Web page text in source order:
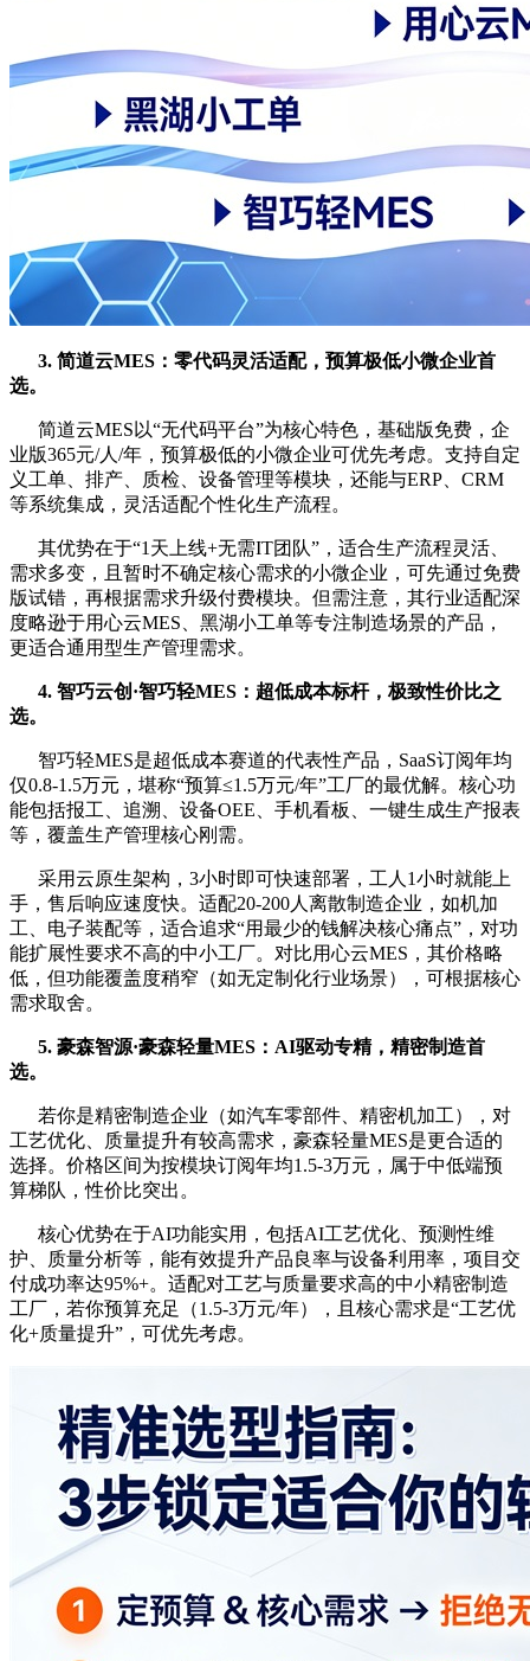
3. 简道云MES：零代码灵活适配，预算极低小微企业首
选。
简道云MES以“无代码平台”为核心特色，基础版免费，企
业版365元/人/年，预算极低的小微企业可优先考虑。支持自定
义工单、排产、质检、设备管理等模块，还能与ERP、CRM
等系统集成，灵活适配个性化生产流程。
其优势在于“1天上线+无需IT团队”，适合生产流程灵活、
需求多变，且暂时不确定核心需求的小微企业，可先通过免费
版试错，再根据需求升级付费模块。但需注意，其行业适配深
度略逊于用心云MES、黑湖小工单等专注制造场景的产品，
更适合通用型生产管理需求。
4. 智巧云创·智巧轻MES：超低成本标杆，极致性价比之
选。
智巧轻MES是超低成本赛道的代表性产品，SaaS订阅年均
仅0.8-1.5万元，堪称“预算≤1.5万元/年”工厂的最优解。核心功
能包括报工、追溯、设备OEE、手机看板、一键生成生产报表
等，覆盖生产管理核心刚需。
采用云原生架构，3小时即可快速部署，工人1小时就能上
手，售后响应速度快。适配20-200人离散制造企业，如机加
工、电子装配等，适合追求“用最少的钱解决核心痛点”，对功
能扩展性要求不高的中小工厂。对比用心云MES，其价格略
低，但功能覆盖度稍窄（如无定制化行业场景），可根据核心
需求取舍。
5. 豪森智源·豪森轻量MES：AI驱动专精，精密制造首
选。
若你是精密制造企业（如汽车零部件、精密机加工），对
工艺优化、质量提升有较高需求，豪森轻量MES是更合适的
选择。价格区间为按模块订阅年均1.5-3万元，属于中低端预
算梯队，性价比突出。
核心优势在于AI功能实用，包括AI工艺优化、预测性维
护、质量分析等，能有效提升产品良率与设备利用率，项目交
付成功率达95%+。适配对工艺与质量要求高的中小精密制造
工厂，若你预算充足（1.5-3万元/年），且核心需求是“工艺优
化+质量提升”，可优先考虑。